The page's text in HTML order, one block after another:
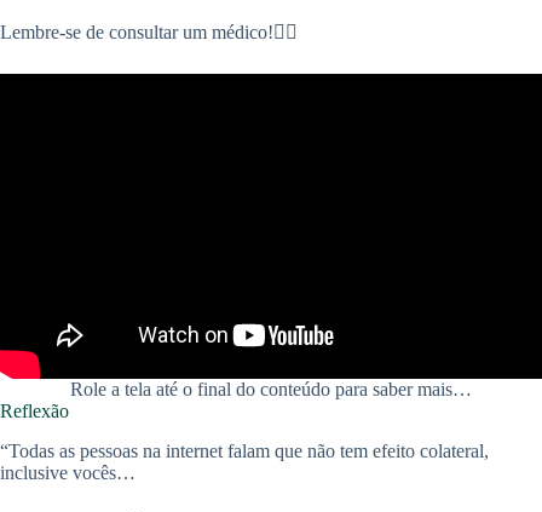
Lembre-se de consultar um médico!👨‍⚕️
Role a tela até o final do conteúdo para saber mais…
Reflexão
“Todas as pessoas na internet falam que não tem efeito colateral,
inclusive vocês…